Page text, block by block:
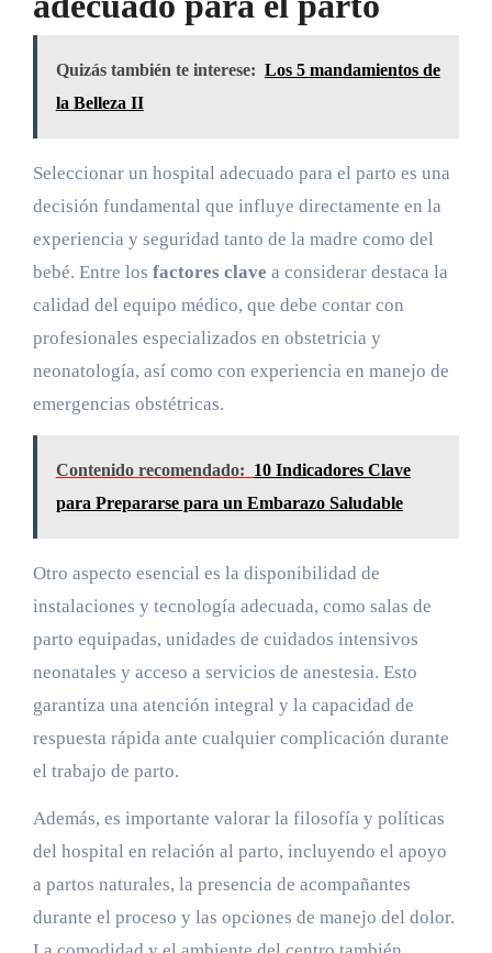
Quizás también te interese: Los 5 mandamientos de
la Belleza II
Seleccionar un hospital adecuado para el parto es una
decisión fundamental que influye directamente en la
experiencia y seguridad tanto de la madre como del
bebé. Entre los factores clave a considerar destaca la
calidad del equipo médico, que debe contar con
profesionales especializados en obstetricia y
neonatología, así como con experiencia en manejo de
emergencias obstétricas.
Contenido recomendado: 10 Indicadores Clave
para Prepararse para un Embarazo Saludable
Otro aspecto esencial es la disponibilidad de
instalaciones y tecnología adecuada, como salas de
parto equipadas, unidades de cuidados intensivos
neonatales y acceso a servicios de anestesia. Esto
garantiza una atención integral y la capacidad de
respuesta rápida ante cualquier complicación durante
el trabajo de parto.
Además, es importante valorar la filosofía y políticas
del hospital en relación al parto, incluyendo el apoyo
a partos naturales, la presencia de acompañantes
durante el proceso y las opciones de manejo del dolor.